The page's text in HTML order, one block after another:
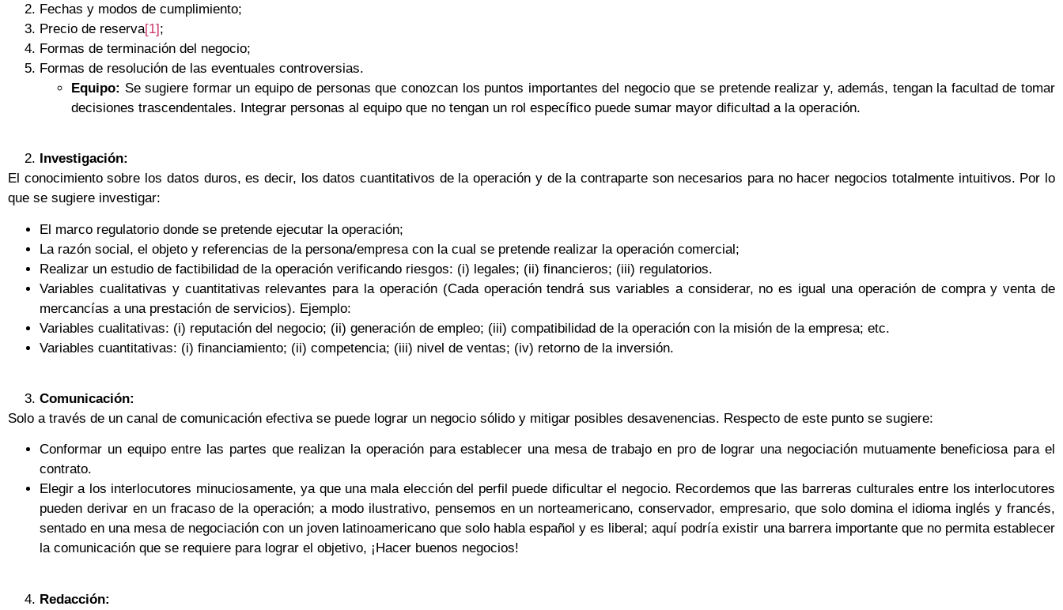
Fechas y modos de cumplimiento;
Precio de reserva[1];
Formas de terminación del negocio;
Formas de resolución de las eventuales controversias.
Equipo: Se sugiere formar un equipo de personas que conozcan los puntos importantes del negocio que se pretende realizar y, además, tengan la facultad de tomar
decisiones trascendentales. Integrar personas al equipo que no tengan un rol específico puede sumar mayor dificultad a la operación.
Investigación:
El conocimiento sobre los datos duros, es decir, los datos cuantitativos de la operación y de la contraparte son necesarios para no hacer negocios totalmente intuitivos. Por lo
que se sugiere investigar:
El marco regulatorio donde se pretende ejecutar la operación;
La razón social, el objeto y referencias de la persona/empresa con la cual se pretende realizar la operación comercial;
Realizar un estudio de factibilidad de la operación verificando riesgos: (i) legales; (ii) financieros; (iii) regulatorios.
Variables cualitativas y cuantitativas relevantes para la operación (Cada operación tendrá sus variables a considerar, no es igual una operación de compra y venta de
mercancías a una prestación de servicios). Ejemplo:
Variables cualitativas: (i) reputación del negocio; (ii) generación de empleo; (iii) compatibilidad de la operación con la misión de la empresa; etc.
Variables cuantitativas: (i) financiamiento; (ii) competencia; (iii) nivel de ventas; (iv) retorno de la inversión.
Comunicación:
Solo a través de un canal de comunicación efectiva se puede lograr un negocio sólido y mitigar posibles desavenencias. Respecto de este punto se sugiere:
Conformar un equipo entre las partes que realizan la operación para establecer una mesa de trabajo en pro de lograr una negociación mutuamente beneficiosa para el
contrato.
Elegir a los interlocutores minuciosamente, ya que una mala elección del perfil puede dificultar el negocio. Recordemos que las barreras culturales entre los interlocutores
pueden derivar en un fracaso de la operación; a modo ilustrativo, pensemos en un norteamericano, conservador, empresario, que solo domina el idioma inglés y francés,
sentado en una mesa de negociación con un joven latinoamericano que solo habla español y es liberal; aquí podría existir una barrera importante que no permita establecer
la comunicación que se requiere para lograr el objetivo, ¡Hacer buenos negocios!
Redacción: